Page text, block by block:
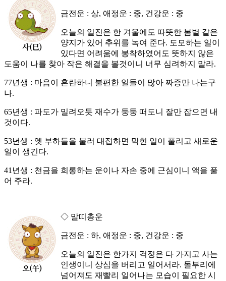
금전운 : 상, 애정운 : 중, 건강운 : 중
오늘의 일진은 한 겨울에도 따뜻한 봄볕 같은
양지가 있어 추위를 녹여 준다. 도모하는 일이
있다면 어려움에 봉착하였어도 뜻하지 않은
도움이 나를 찾아 작은 해결을 볼것이니 너무 심려하지 말라.
77년생 : 마음이 혼란하니 불편한 일들이 많아 짜증만 나는구
나.
65년생 : 파도가 밀려오듯 재수가 둥둥 떠도니 잘만 잡으면 내
것이다.
53년생 : 옛 부하들을 불러 대접하면 막힌 일이 풀리고 새로운
일이 생긴다.
41년생 : 천금을 희롱하는 운이나 자손 중에 근심이니 액을 풀
어 주라.
◇ 말띠총운
금전운 : 하, 애정운 : 중, 건강운 : 중
오늘의 일진은 한가지 걱정은 다 가지고 사는
인생이니 상심을 버리고 일어서라. 돌부리에
넘어져도 재빨리 일어나는 모습이 필요한 시